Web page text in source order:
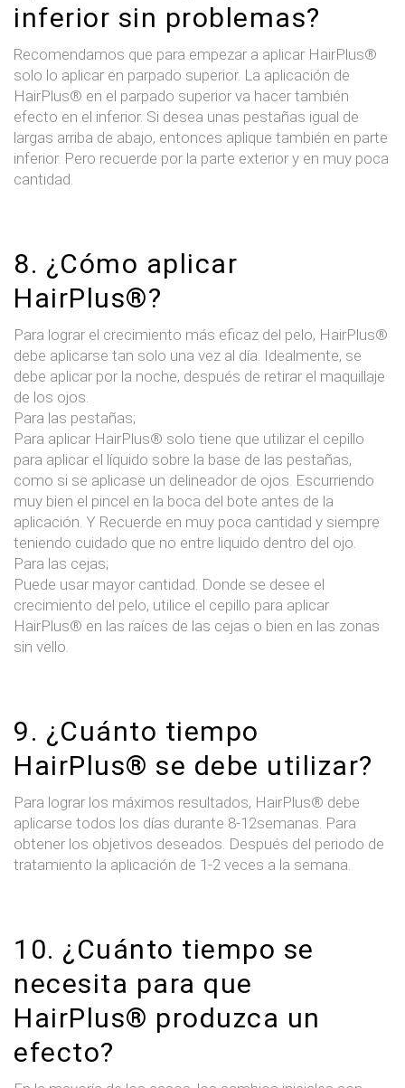
inferior sin problemas?
Recomendamos que para empezar a aplicar HairPlus®
solo lo aplicar en parpado superior. La aplicación de
HairPlus® en el parpado superior va hacer también
efecto en el inferior. Si desea unas pestañas igual de
largas arriba de abajo, entonces aplique también en parte
inferior. Pero recuerde por la parte exterior y en muy poca
cantidad.
8. ¿Cómo aplicar
HairPlus®?
Para lograr el crecimiento más eficaz del pelo, HairPlus®
debe aplicarse tan solo una vez al día. Idealmente, se
debe aplicar por la noche, después de retirar el maquillaje
de los ojos.
Para las pestañas;
Para aplicar HairPlus® solo tiene que utilizar el cepillo
para aplicar el líquido sobre la base de las pestañas,
como si se aplicase un delineador de ojos. Escurriendo
muy bien el pincel en la boca del bote antes de la
aplicación. Y Recuerde en muy poca cantidad y siempre
teniendo cuidado que no entre liquido dentro del ojo.
Para las cejas;
Puede usar mayor cantidad. Donde se desee el
crecimiento del pelo, utilice el cepillo para aplicar
HairPlus® en las raíces de las cejas o bien en las zonas
sin vello.
9. ¿Cuánto tiempo
HairPlus® se debe utilizar?
Para lograr los máximos resultados, HairPlus® debe
aplicarse todos los días durante 8-12semanas. Para
obtener los objetivos deseados. Después del periodo de
tratamiento la aplicación de 1-2 veces a la semana.
10. ¿Cuánto tiempo se
necesita para que
HairPlus® produzca un
efecto?